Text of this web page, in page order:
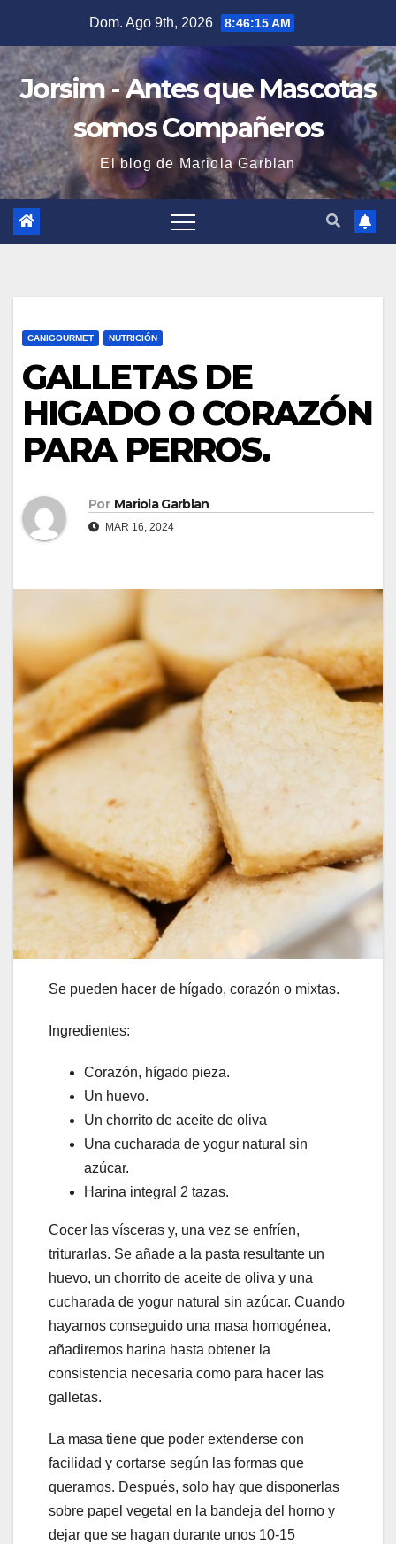
contenido
Dom. Ago 9th, 2026 8:46:16 AM
Jorsim - Antes que Mascotas
somos Compañeros
El blog de Mariola Garblan
CANIGOURMET NUTRICIÓN
GALLETAS DE
HIGADO O CORAZÓN
PARA PERROS.
Por Mariola Garblan
MAR 16, 2024
Se pueden hacer de hígado, corazón o mixtas.
Ingredientes:
Corazón, hígado pieza.
Un huevo.
Un chorrito de aceite de oliva
Una cucharada de yogur natural sin
azúcar.
Harina integral 2 tazas.
Cocer las vísceras y, una vez se enfríen,
triturarlas. Se añade a la pasta resultante un
huevo, un chorrito de aceite de oliva y una
cucharada de yogur natural sin azúcar. Cuando
hayamos conseguido una masa homogénea,
añadiremos harina hasta obtener la
consistencia necesaria como para hacer las
galletas.
La masa tiene que poder extenderse con
facilidad y cortarse según las formas que
queramos. Después, solo hay que disponerlas
sobre papel vegetal en la bandeja del horno y
dejar que se hagan durante unos 10-15